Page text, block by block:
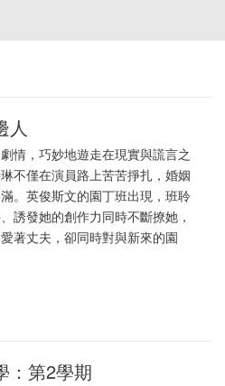
人
情，巧妙地遊走在現實與謊言之
不僅在演員路上苦苦掙扎，婚姻
。英俊斯文的園丁班出現，班聆
誘發她的創作力同時不斷撩她，
著丈夫，卻同時對與新來的園
：第2學期